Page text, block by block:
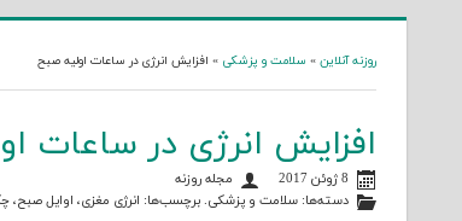
روزنه آنلاین » سلامت و پزشکی » افزایش انرژی در ساعات اولیه صبح
افزایش انرژی در ساعات
8 ژوئن 2017
مجله روزنه
دسته‌ها: سلامت و پزشکی. برچسب‌ها: انرژی مغزی، اوایل صبح،